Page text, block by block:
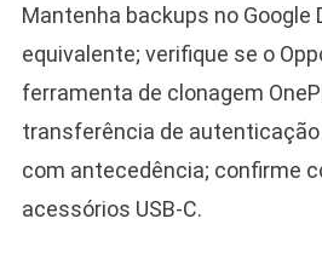
Mantenha backups no Google
equivalente; verifique se o
ferramenta de clonagem
transferência de
com antecedência; confirme
acessórios USB-C.